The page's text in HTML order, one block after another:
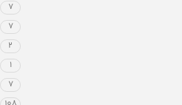
7
7
2
1
7